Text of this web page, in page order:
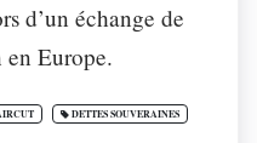
d’un échange de
Europe.
DETTES SOUVERAINES